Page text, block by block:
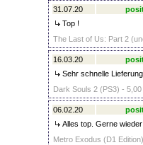
31.07.20
Top !
The Last of Us: Part 2
16.03.20
Sehr schnelle
Dark Souls 2 (PS3) - 5,00
06.02.20
Alles top. Gerne wieder
Metro Exodus (D1